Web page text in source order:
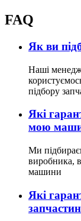
FAQ
Як ви
Наші
підбору
Які
мою
Ми
виробника,
машини
Які